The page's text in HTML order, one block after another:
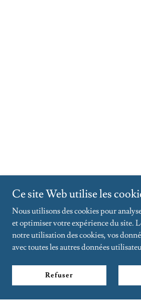
Ce site Web utilise les
Nous utilisons des cookies pour
et optimiser votre expérience du site.
notre utilisation des cookies, vos
avec toutes les autres données
Refuser